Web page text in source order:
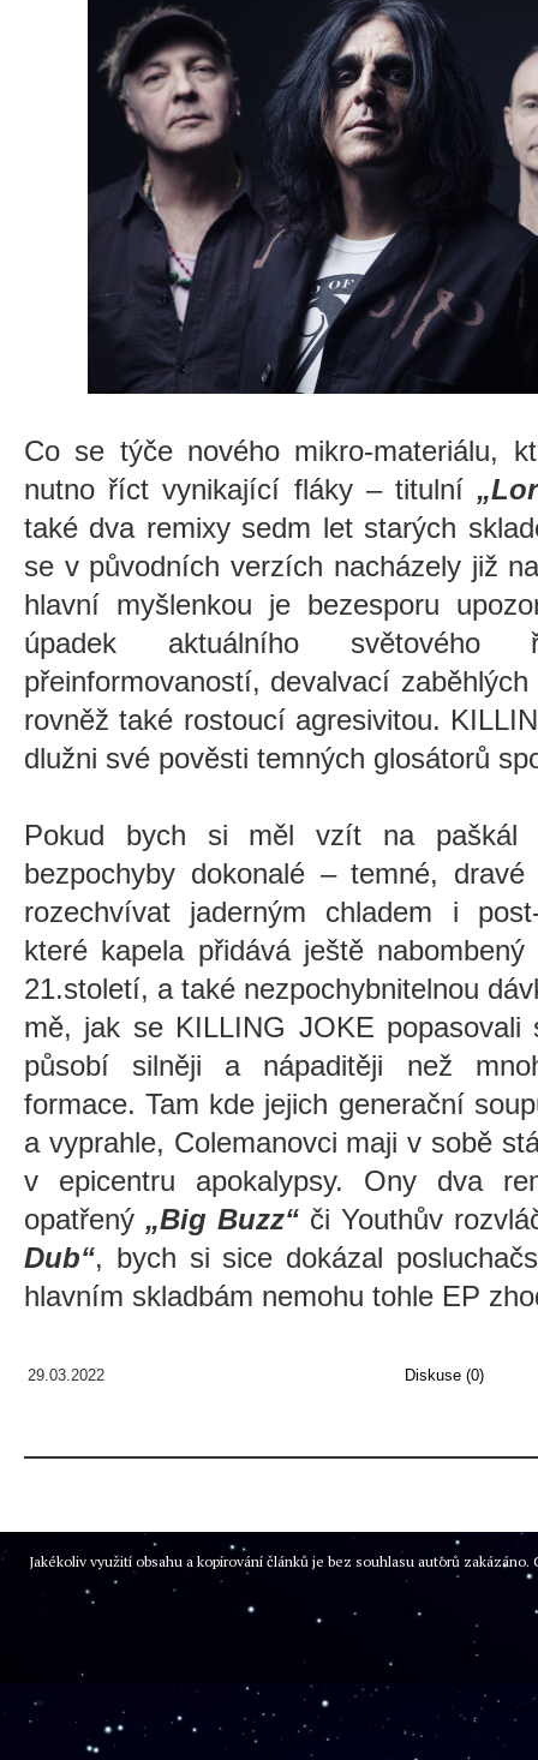
Co se týče nového mikro-materiálu,
nutno říct vynikající fláky – titulní
také dva remixy sedm let starých
se v původních verzích nacházely již
hlavní myšlenkou je bezesporu
úpadek aktuálního světového
přeinformovaností, devalvací
rovněž také rostoucí agresivitou.
dlužni své pověsti temných glosátorů
Pokud bych si měl vzít na paškál
bezpochyby dokonalé – temné,
rozechvívat jaderným chladem i
které kapela přidává ještě
21.století, a také nezpochybnitelnou
mě, jak se KILLING JOKE
působí silněji a nápaditěji než
formace. Tam kde jejich generační
a vyprahle, Colemanovci maji v sobě
v epicentru apokalypsy. Ony dva
opatřený „Big Buzz“ či Youthův
Dub“, bych si sice dokázal
hlavním skladbám nemohu tohle EP
29.03.2022 Diskuse (0)
Jakékoliv využití obsahu a kopírování článků je bez souhlasu autorů